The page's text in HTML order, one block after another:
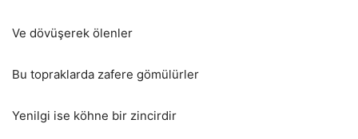
Ve dövüşerek ölenler
Bu topraklarda zafere gömülürler
Yenilgi ise köhne bir zincirdir